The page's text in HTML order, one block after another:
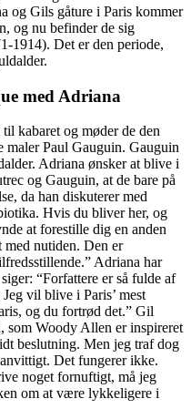
og Gils gåture i Paris kommer
og nu befinder de sig
1914). Det er den periode,
med Adriana
kabaret og møder de den
maler Paul Gauguin. Gauguin
Adriana ønsker at blive i
og Gauguin, at de bare på
da han diskuterer med
Hvis du bliver her, og
at forestille dig en anden
med nutiden. Den er
Adriana har
“Forfattere er så fulde af
vil blive i Paris’ mest
og du fortrød det.” Gil
som Woody Allen er inspireret
beslutning. Men jeg traf dog
Det fungerer ikke.
noget fornuftigt, må jeg
om at være lykkeligere i